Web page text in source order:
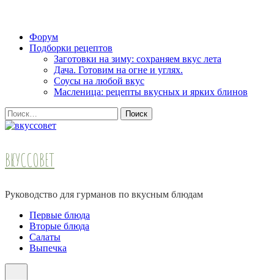
Skip
Форум
Подборки рецептов
Заготовки на зиму: сохраняем вкус лета
Дача. Готовим на огне и углях.
Соусы на любой вкус
Масленица: рецепты вкусных и ярких блинов
Найти:
ВКУССОВЕТ
Руководство для гурманов по вкусным блюдам
Первые блюда
Вторые блюда
Салаты
Выпечка